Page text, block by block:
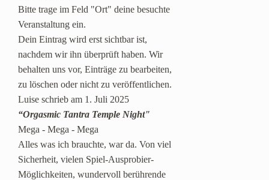
Bitte trage im Feld "Ort" deine besuchte
Veranstaltung ein.
Dein Eintrag wird erst sichtbar ist,
nachdem wir ihn überprüft haben. Wir
behalten uns vor, Einträge zu bearbeiten,
zu löschen oder nicht zu veröffentlichen.
Luise schrieb am 1. Juli 2025
“Orgasmic Tantra Temple Night"
Mega - Mega - Mega
Alles was ich brauchte, war da. Von viel
Sicherheit, vielen Spiel-Ausprobier-
Möglichkeiten, wundervoll berührende